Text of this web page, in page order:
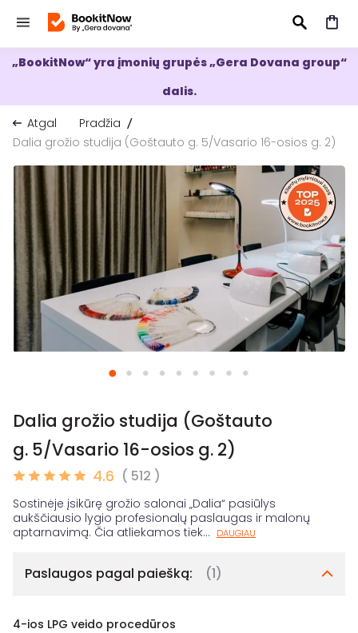
IEŠKOTI
„BookitNow“ yra įmonių grupės „Gera Dovana group“
dalis.
Atgal
Pradžia
Dalia grožio studija (Goštauto g. 5/Vasario 16-osios g. 2)
Dalia grožio studija (Goštauto
g. 5/Vasario 16-osios g. 2)
4.6 ( 512 )
Sostinėje įsikūrę grožio salonai „Dalia“ pasiūlys
aukščiausio lygio profesionalų paslaugas ir malonų
aptarnavimą. Čia atliekamos tiek... DAUGIAU
Paslaugos pagal paiešką: (1)
4-ios LPG veido procedūros